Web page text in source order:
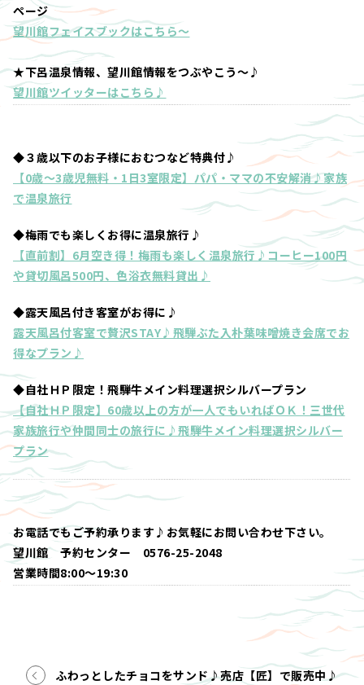
ページ
望川館フェイスブックはこちら～
★下呂温泉情報、望川館情報をつぶやこう～♪
望川館ツイッターはこちら♪
◆３歳以下のお子様におむつなど特典付♪
【0歳～3歳児無料・1日3室限定】パパ・ママの不安解消♪家族
で温泉旅行
◆梅雨でも楽しくお得に温泉旅行♪
【直前割】6月空き得！梅雨も楽しく温泉旅行♪コーヒー100円
や貸切風呂500円、色浴衣無料貸出♪
◆露天風呂付き客室がお得に♪
露天風呂付客室で贅沢STAY♪飛騨ぶた入朴葉味噌焼き会席でお
得なプラン♪
◆自社ＨＰ限定！飛騨牛メイン料理選択シルバープラン
【自社ＨＰ限定】60歳以上の方が一人でもいればＯＫ！三世代
家族旅行や仲間同士の旅行に♪飛騨牛メイン料理選択シルバー
プラン
お電話でもご予約承ります♪お気軽にお問い合わせ下さい。
望川館 予約センター 0576-25-2048
営業時間8:00～19:30
ふわっとしたチョコをサンド♪売店【匠】で販売中♪